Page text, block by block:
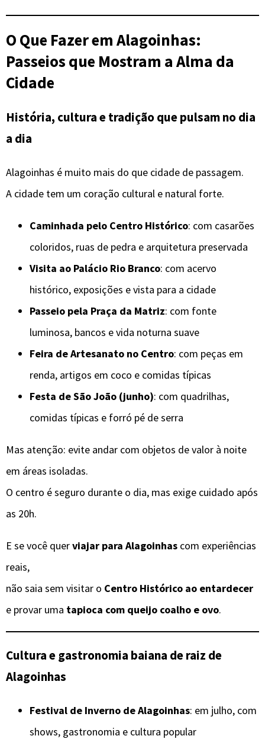
O Que Fazer em Alagoinhas:
Passeios que Mostram a Alma da
Cidade
História, cultura e tradição que pulsam no dia
a dia
Alagoinhas é muito mais do que cidade de passagem.
A cidade tem um coração cultural e natural forte.
Caminhada pelo Centro Histórico: com casarões
coloridos, ruas de pedra e arquitetura preservada
Visita ao Palácio Rio Branco: com acervo
histórico, exposições e vista para a cidade
Passeio pela Praça da Matriz: com fonte
luminosa, bancos e vida noturna suave
Feira de Artesanato no Centro: com peças em
renda, artigos em coco e comidas típicas
Festa de São João (junho): com quadrilhas,
comidas típicas e forró pé de serra
Mas atenção: evite andar com objetos de valor à noite
em áreas isoladas.
O centro é seguro durante o dia, mas exige cuidado após
as 20h.
E se você querviajar para Alagoinhas com experiências
reais,
não saia sem visitar o Centro Histórico ao entardecer
e provar uma tapioca com queijo coalho e ovo.
Cultura e gastronomia baiana de raiz de
Alagoinhas
Festival de Inverno de Alagoinhas: em julho, com
shows, gastronomia e cultura popular